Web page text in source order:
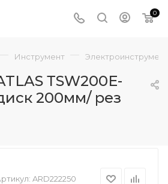
0
— Инструмент — Электроинструмент
ТSW200E-
200мм/ рез
ARD222250